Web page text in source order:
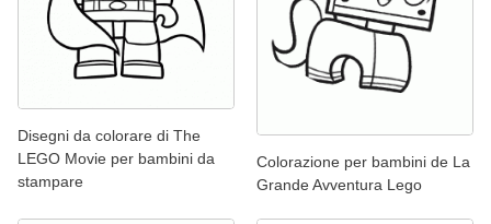
Disegni da colorare di The
LEGO Movie per bambini da
stampare
Colorazione per bambini de La
Grande Avventura Lego